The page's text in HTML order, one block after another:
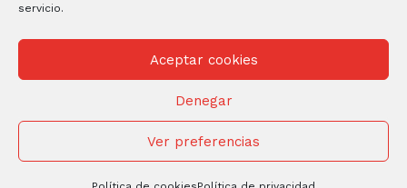
servicio.
Aceptar cookies
Denegar
Ver preferencias
© 2026 FMRM Desarrollado porAndrac Computing
Technologies
Política de privacidad|Política de Cookies